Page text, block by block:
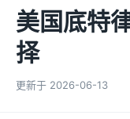
美国底特
择
更新于 2026-06-13